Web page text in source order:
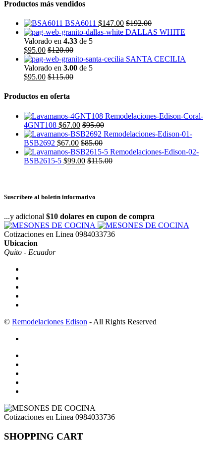
Productos más vendidos
BSA6011 $147.00 $192.00
DALLAS WHITE
Valorado en 4.33 de 5
$95.00 $120.00
SANTA CECILIA
Valorado en 3.00 de 5
$95.00 $115.00
Productos en oferta
4GNT108 $67.00 $95.00
BSB2692 $67.00 $85.00
BSB2615-5 $99.00 $115.00
Suscríbete al boletín informativo
...y adicional $10 dolares en cupon de compra
Cotizaciones en Linea 0984033736
Ubicacion
Quito - Ecuador
© Remodelaciones Edison - All Rights Reserved
Cotizaciones en Linea 0984033736
SHOPPING CART